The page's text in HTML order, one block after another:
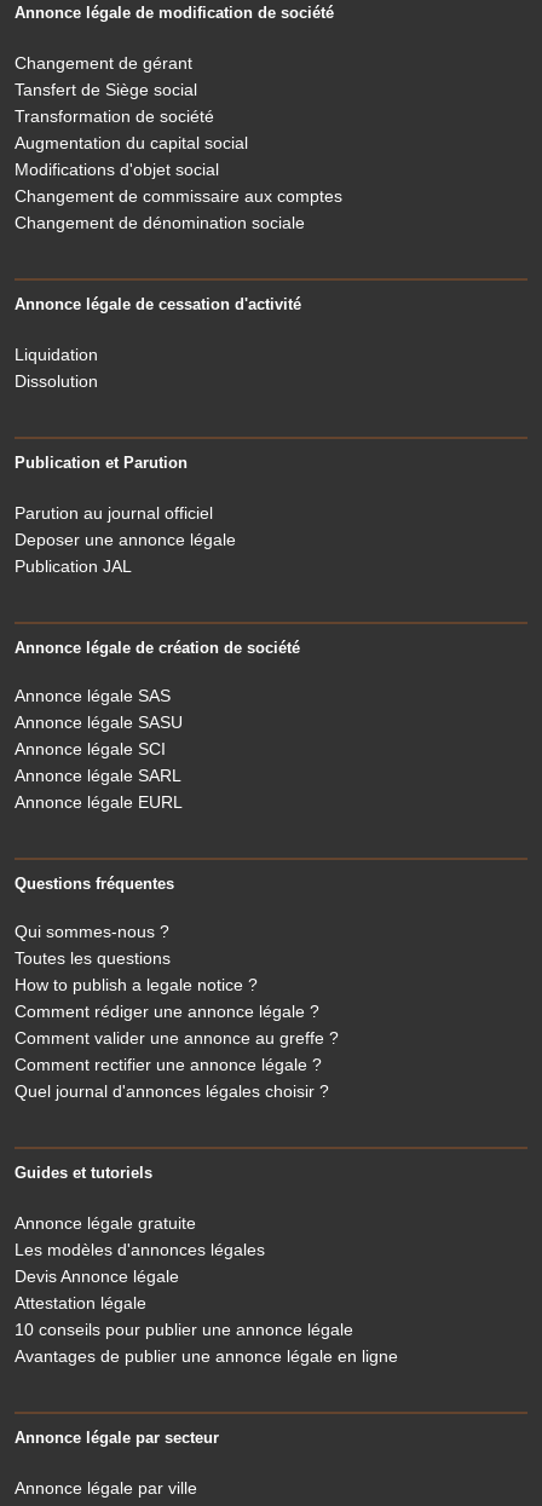
Annonce légale de modification de société
Changement de gérant
Tansfert de Siège social
Transformation de société
Augmentation du capital social
Modifications d'objet social
Changement de commissaire aux comptes
Changement de dénomination sociale
Annonce légale de cessation d'activité
Liquidation
Dissolution
Publication et Parution
Parution au journal officiel
Deposer une annonce légale
Publication JAL
Annonce légale de création de société
Annonce légale SAS
Annonce légale SASU
Annonce légale SCI
Annonce légale SARL
Annonce légale EURL
Questions fréquentes
Qui sommes-nous ?
Toutes les questions
How to publish a legale notice ?
Comment rédiger une annonce légale ?
Comment valider une annonce au greffe ?
Comment rectifier une annonce légale ?
Quel journal d'annonces légales choisir ?
Guides et tutoriels
Annonce légale gratuite
Les modèles d'annonces légales
Devis Annonce légale
Attestation légale
10 conseils pour publier une annonce légale
Avantages de publier une annonce légale en ligne
Annonce légale par secteur
Annonce légale par ville